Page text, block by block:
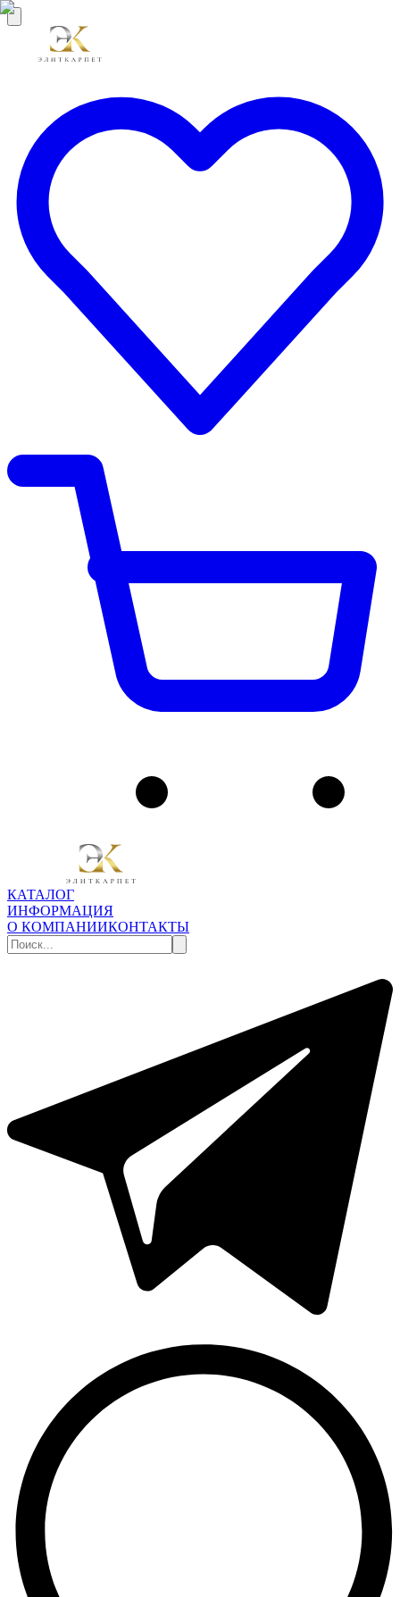
КАТАЛОГ
ИНФОРМАЦИЯ
О КОМПАНИИКОНТАКТЫ